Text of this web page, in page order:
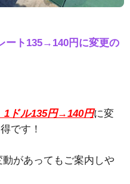
ート135→140円に変更の
1ドル135円→140円に変
です！
があってもご案内しや